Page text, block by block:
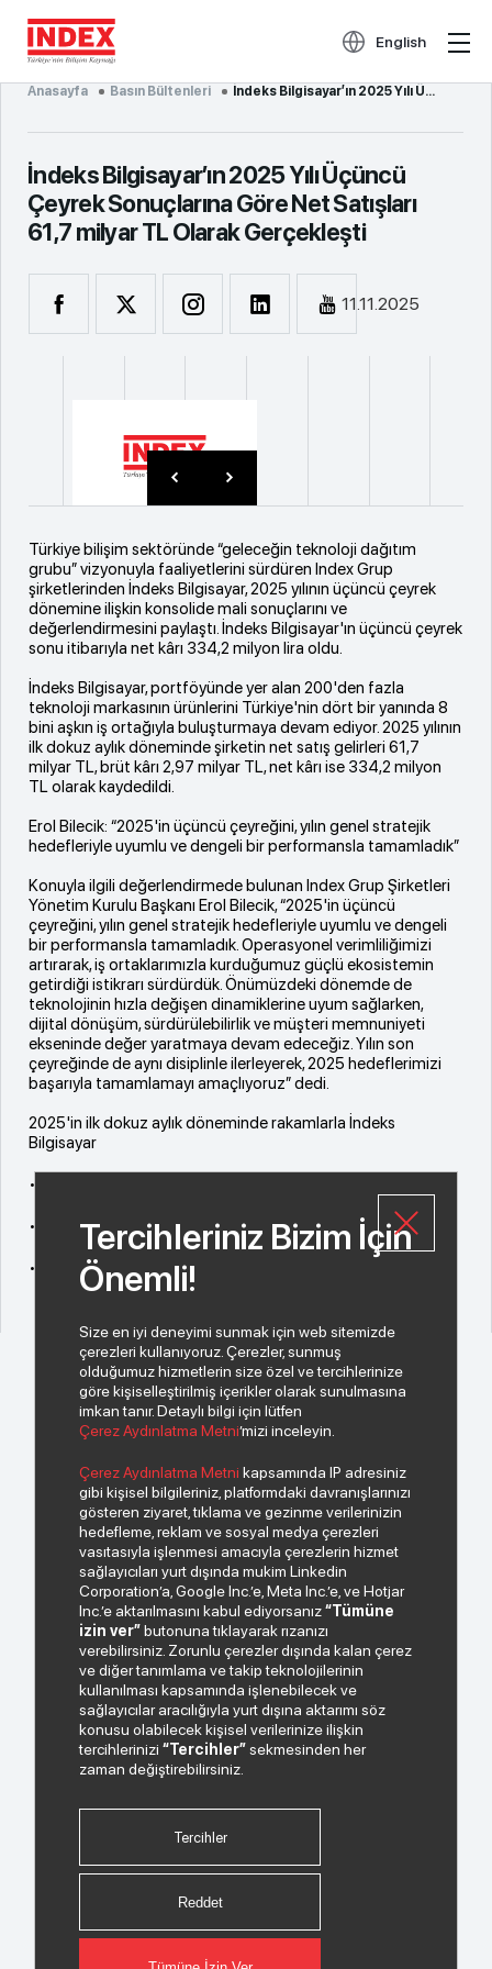
English
Anasayfa Basın Bültenleri İndeks Bilgisayar’ın 2025 Yılı Üçüncü Çeyrek Sonuçlarına Göre Net Satışları 61,7 milyar TL Olarak Ge...
İndeks Bilgisayar’ın 2025 Yılı Üçüncü
Çeyrek Sonuçlarına Göre Net Satışları
61,7 milyar TL Olarak Gerçekleşti
11.11.2025
Türkiye bilişim sektöründe “geleceğin teknoloji dağıtım
grubu” vizyonuyla faaliyetlerini sürdüren Index Grup
şirketlerinden İndeks Bilgisayar, 2025 yılının üçüncü çeyrek
dönemine ilişkin konsolide mali sonuçlarını ve
değerlendirmesini paylaştı. İndeks Bilgisayar'ın üçüncü çeyrek
sonu itibarıyla net kârı 334,2 milyon lira oldu.
İndeks Bilgisayar, portföyünde yer alan 200'den fazla
teknoloji markasının ürünlerini Türkiye'nin dört bir yanında 8
bini aşkın iş ortağıyla buluşturmaya devam ediyor. 2025 yılının
ilk dokuz aylık döneminde şirketin net satış gelirleri 61,7
milyar TL, brüt kârı 2,97 milyar TL, net kârı ise 334,2 milyon
TL olarak kaydedildi.
Erol Bilecik: “2025'in üçüncü çeyreğini, yılın genel stratejik
hedefleriyle uyumlu ve dengeli bir performansla tamamladık”
Konuyla ilgili değerlendirmede bulunan Index Grup Şirketleri
Yönetim Kurulu Başkanı Erol Bilecik, “2025'in üçüncü
çeyreğini, yılın genel stratejik hedefleriyle uyumlu ve dengeli
bir performansla tamamladık. Operasyonel verimliliğimizi
artırarak, iş ortaklarımızla kurduğumuz güçlü ekosistemin
getirdiği istikrarı sürdürdük. Önümüzdeki dönemde de
teknolojinin hızla değişen dinamiklerine uyum sağlarken,
dijital dönüşüm, sürdürülebilirlik ve müşteri memnuniyeti
ekseninde değer yaratmaya devam edeceğiz. Yılın son
çeyreğinde de aynı disiplinle ilerleyerek, 2025 hedeflerimizi
başarıyla tamamlamayı amaçlıyoruz” dedi.
2025'in ilk dokuz aylık döneminde rakamlarla İndeks
Bilgisayar
• Konsolide net satışlar: 61,7 milyar TL
• Brüt kâr: 2,97 milyar TL
• Net kâr: 334,2 milyon TL
Bizden haberiniz olsun.
Paylaştığım kişisel verilerimin işlenmesi hususunda
“Kişisel Verilerin Korunması Politikası”okudum ve
anladım.
"Ticari Elektronik İleti Onay Metni"
Bizi Takip Edin.
Tercihleriniz Bizim İçin
Önemli!
Size en iyi deneyimi sunmak için web sitemizde
çerezleri kullanıyoruz. Çerezler, sunmuş
olduğumuz hizmetlerin size özel ve tercihlerinize
göre kişiselleştirilmiş içerikler olarak sunulmasına
imkan tanır. Detaylı bilgi için lütfen
Çerez Aydınlatma Metni’mizi inceleyin.
Çerez Aydınlatma Metni kapsamında IP adresiniz
gibi kişisel bilgileriniz, platformdaki davranışlarınızı
gösteren ziyaret, tıklama ve gezinme verilerinizin
hedefleme, reklam ve sosyal medya çerezleri
vasıtasıyla işlenmesi amacıyla çerezlerin hizmet
sağlayıcıları yurt dışında mukim Linkedin
Corporation’a, Google Inc.’e, Meta Inc.’e, ve Hotjar
Inc.’e aktarılmasını kabul ediyorsanız“Tümüne
izin ver”butonuna tıklayarak rızanızı
verebilirsiniz. Zorunlu çerezler dışında kalan çerez
ve diğer tanımlama ve takip teknolojilerinin
kullanılması kapsamında işlenebilecek ve
sağlayıcılar aracılığıyla yurt dışına aktarımı söz
konusu olabilecek kişisel verilerinize ilişkin
tercihlerinizi“Tercihler”sekmesinden her
zaman değiştirebilirsiniz.
Tercihler
Reddet